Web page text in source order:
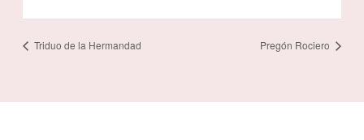
Triduo de la Hermandad Pregón Rociero